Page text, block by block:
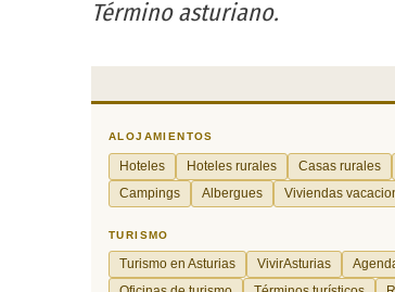
Término asturiano.